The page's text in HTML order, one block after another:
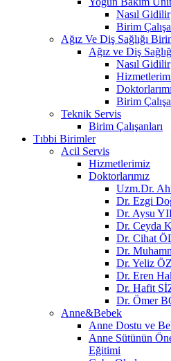
Nasıl Gidilir
Birim
Ağız Ve Diş Sağlığı
Ağız ve Diş
Nasıl Gidilir
Birim
Teknik Servis
Birim Çalışanları
Tıbbi Birimler
Acil Servis
Hizmetlerimiz
Doktorlarımız
Uzm.Dr.
Dr. Ezgi
Dr. Aysu
Dr. Ceyda
Dr. Cihat
Dr.
Dr. Yeliz
Dr. Eren
Dr. Hafit
Dr. Ömer
Anne&Bebek
Anne Dostu ve
Anne Sütünün
Eğitimi